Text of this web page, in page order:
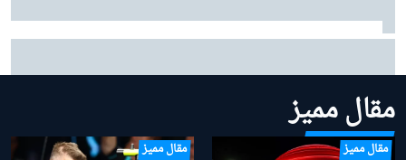
بينوتو يردّ على شائعات ساينز وبياسـتري: "نحن سعداء
مقال مميز
مقال مميز مقال مميز